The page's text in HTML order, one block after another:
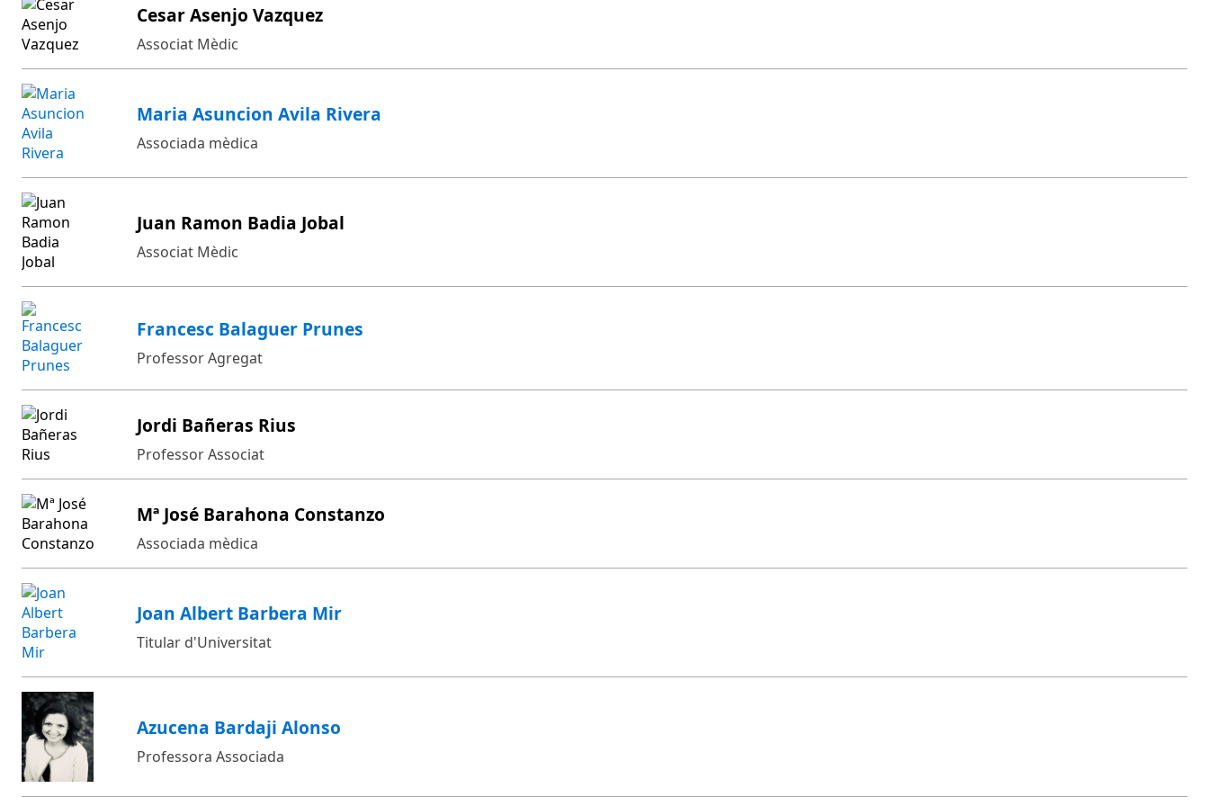
Cesar Asenjo Vazquez
Associat Mèdic
Maria Asuncion Avila Rivera
Associada mèdica
Juan Ramon Badia Jobal
Associat Mèdic
Francesc Balaguer Prunes
Professor Agregat
Jordi Bañeras Rius
Professor Associat
Mª José Barahona Constanzo
Associada mèdica
Joan Albert Barbera Mir
Titular d'Universitat
Azucena Bardaji Alonso
Professora Associada